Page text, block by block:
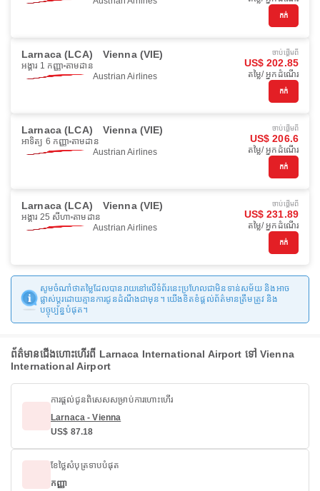
កក់
Larnaca (LCA) Vienna (VIE)
អង្គារ 1 កញ្ញា តាមដាន
Austrian Airlines
ចាប់ផ្ដើមពី
US$ 202.85
តម្លៃ/ អ្នកដំណើរ
កក់
Larnaca (LCA) Vienna (VIE)
អាទិត្យ 6 កញ្ញា តាមដាន
Austrian Airlines
ចាប់ផ្ដើមពី
US$ 206.6
តម្លៃ/ អ្នកដំណើរ
កក់
Larnaca (LCA) Vienna (VIE)
អង្គារ 25 សីហា តាមដាន
Austrian Airlines
ចាប់ផ្ដើមពី
US$ 231.89
តម្លៃ/ អ្នកដំណើរ
កក់
សូមចំណាំថាតម្លៃដែលបានរាយនៅលើទំព័រនេះប្រហែលជាមិនទាន់សម័យ និងអាច
ផ្លាស់ប្តូរដោយគ្មានការជូនដំណឹងជាមុន។ យើងខិតខំផ្តល់ព័ត៌មានត្រឹមត្រូវ និង
បច្ចុប្បន្នបំផុត។
ព័ត៌មានជើងហោះហើរពី Larnaca International Airport ទៅ Vienna
International Airport
ការផ្តល់ជូនពិសេសសម្រាប់ការហោះហើរ
Larnaca - Vienna
US$ 87.18
ខែថ្លៃសំបុត្រទាបបំផុត
កញ្ញា